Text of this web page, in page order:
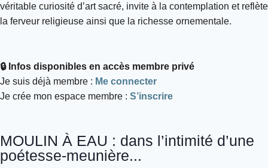
véritable curiosité d’art sacré, invite à la contemplation et reflète
la ferveur religieuse ainsi que la richesse ornementale.
🔒 Infos disponibles en accès membre privé
Je suis déjà membre : Me connecter
Je crée mon espace membre : S’inscrire
MOULIN À EAU : dans l’intimité d’une
poétesse-meunière...